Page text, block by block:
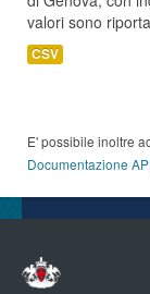
valori sono
CSV
E' possibile inoltre
Documentazione